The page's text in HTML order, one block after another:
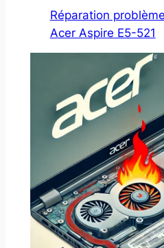
Réparation
Acer Aspire E5-521